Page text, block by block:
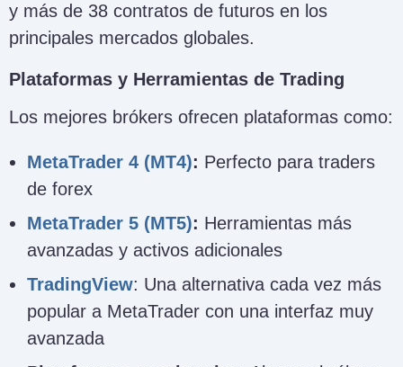
y más de 38 contratos de futuros en los
principales mercados globales.
Plataformas y Herramientas de Trading
Los mejores brókers ofrecen plataformas como:
MetaTrader 4 (MT4): Perfecto para traders
de forex
MetaTrader 5 (MT5): Herramientas más
avanzadas y activos adicionales
TradingView: Una alternativa cada vez más
popular a MetaTrader con una interfaz muy
avanzada